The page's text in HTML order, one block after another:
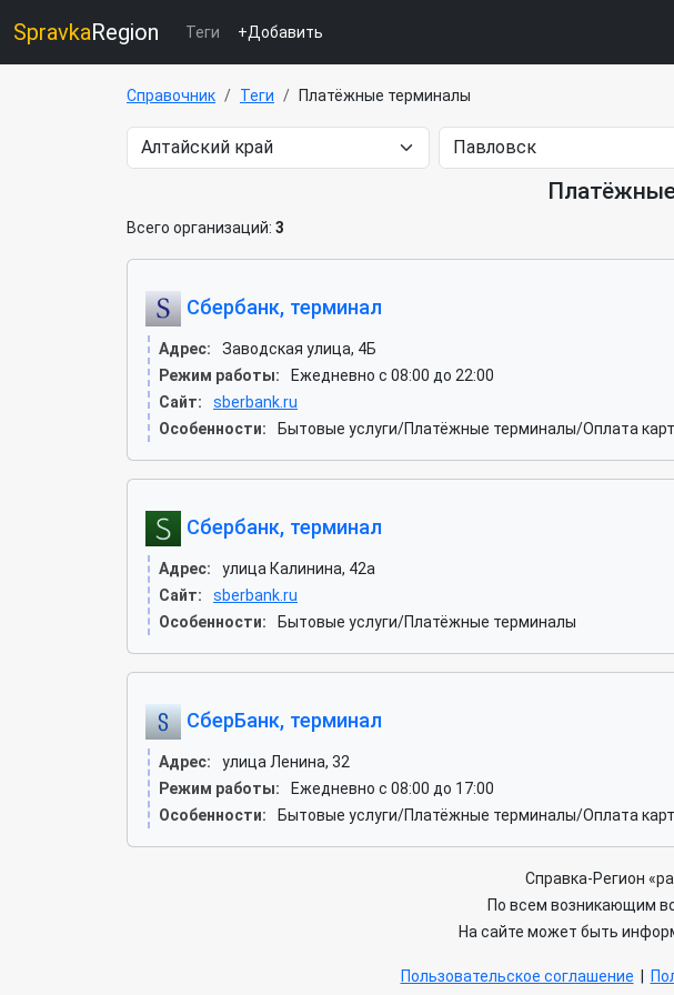
SpravkaRegion Теги +Добавить
Справочник Теги Платёжные терминалы
Всего организаций: 3
Сбербанк, терминал
Адрес:
Заводская улица, 4Б
Режим работы:
Ежедневно с 08:00 до 22:00
Сайт:
sberbank.ru
Особенности:
Бытовые услуги/Платёжные терминалы/Оплата
Сбербанк, терминал
Адрес:
улица Калинина, 42а
Сайт:
sberbank.ru
Особенности:
Бытовые услуги/Платёжные терминалы
СберБанк, терминал
Адрес:
улица Ленина, 32
Режим работы:
Ежедневно с 08:00 до 17:00
Особенности:
Бытовые услуги/Платёжные терминалы/Оплата
Справка-Регион
По всем возникающим
На сайте может быть
Пользовательское соглашение